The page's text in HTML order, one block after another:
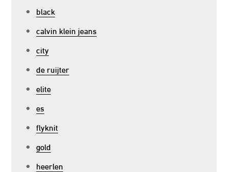
black
calvin klein jeans
city
de ruijter
elite
es
flyknit
gold
heerlen